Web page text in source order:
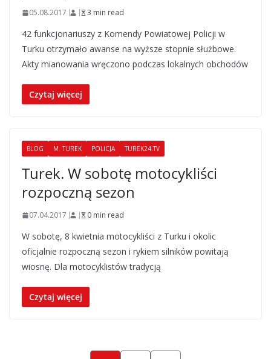
05.08.2017 3 min read
42 funkcjonariuszy z Komendy Powiatowej Policji w
Turku otrzymało awanse na wyższe stopnie służbowe.
Akty mianowania wręczono podczas lokalnych obchodów
Czytaj więcej
BLOG M. TUREK POLICJA TUREK24.TV
Turek. W sobotę motocykliści
rozpoczną sezon
07.04.2017 0 min read
W sobotę, 8 kwietnia motocykliści z Turku i okolic
oficjalnie rozpoczną sezon i rykiem silników powitają
wiosnę. Dla motocyklistów tradycją
Czytaj więcej